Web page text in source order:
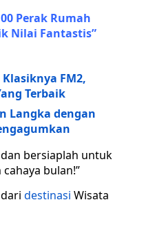
Perak Rumah
Nilai Fantastis”
FM2,
Terbaik
Langka dengan
bersiaplah untuk
bulan!”
destinasi Wisata